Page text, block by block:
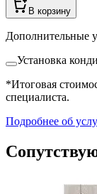
В корзину
Дополнительные
Установка
*Итоговая
специалиста.
Подробнее об